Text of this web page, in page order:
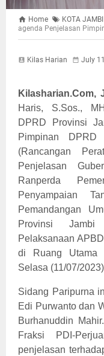
Home KOTA JAMBI
agenda Penjelasan
Kilas Harian July
Kilasharian.Com,
Haris, S.Sos.,
DPRD Provinsi
Pimpinan
(Rancangan
Penjelasan
Ranperda
Penyampaian
Pemandangan
Provinsi Jambi
Pelaksanaan
di Ruang Utama
Selasa (11/07/
Sidang Paripurna
Edi Purwanto dan
Burhanuddin Mahir.
Fraksi PDI-
penjelasan